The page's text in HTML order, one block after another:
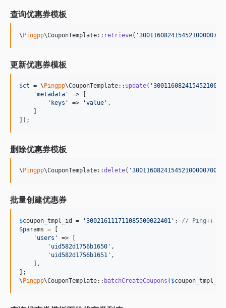
查询优惠券模板
\ Pingpp\CouponTemplate:: retrieve( '300116082415452100000700
更新优惠券模板
$ct = \ Pingpp\CouponTemplate:: update( '
'metadata '
=> [
' keys ' => 'value ' ,
]);
删除优惠券模板
\ Pingpp\CouponTemplate::delete( '300116082415452100000700
批量创建优惠券
$coupon_tmpl_id = '300216111711085500022401 ' ; // Ping++ 返
$params = [
' users '
=> [
' uid582d1756b1650 ' ,
' uid582d1756b1651 ' ,
    ],
];
\ Pingpp\CouponTemplate:: batchCreateCoupons ( $coupon_tmpl_id